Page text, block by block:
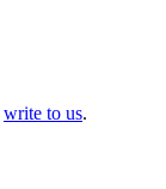
write to us.